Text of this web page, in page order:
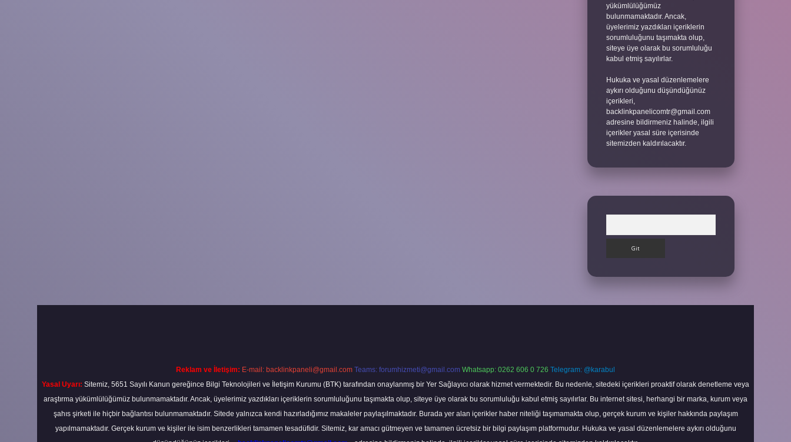
yükümlülüğümüz
bulunmamaktadır. Ancak,
üyelerimiz yazdıkları içeriklerin
sorumluluğunu taşımakta olup,
siteye üye olarak bu sorumluluğu
kabul etmiş sayılırlar.
Hukuka ve yasal düzenlemelere
aykırı olduğunu düşündüğünüz
içerikleri,
backlinkpanelicomtr@gmail.com
adresine bildirmeniz halinde, ilgili
içerikler yasal süre içerisinde
sitemizden kaldırılacaktır.
Reklam ve İletişim: E-mail: backlinkpaneli@gmail.com Teams: forumhizmeti@gmail.com Whatsapp: 0262 606 0 726 Telegram: @karabul
Yasal Uyarı: Sitemiz, 5651 Sayılı Kanun gereğince Bilgi Teknolojileri ve İletişim Kurumu (BTK) tarafından onaylanmış bir Yer Sağlayıcı olarak hizmet vermektedir. Bu nedenle, sitedeki içerikleri proaktif olarak denetleme veya
araştırma yükümlülüğümüz bulunmamaktadır. Ancak, üyelerimiz yazdıkları içeriklerin sorumluluğunu taşımakta olup, siteye üye olarak bu sorumluluğu kabul etmiş sayılırlar. Bu internet sitesi, herhangi bir marka, kurum veya
şahıs şirketi ile hiçbir bağlantısı bulunmamaktadır. Sitede yalnızca kendi hazırladığımız makaleler paylaşılmaktadır. Burada yer alan içerikler haber niteliği taşımamakta olup, gerçek kurum ve kişiler hakkında paylaşım
yapılmamaktadır. Gerçek kurum ve kişiler ile isim benzerlikleri tamamen tesadüfidir. Sitemiz, kar amacı gütmeyen ve tamamen ücretsiz bir bilgi paylaşım platformudur. Hukuka ve yasal düzenlemelere aykırı olduğunu